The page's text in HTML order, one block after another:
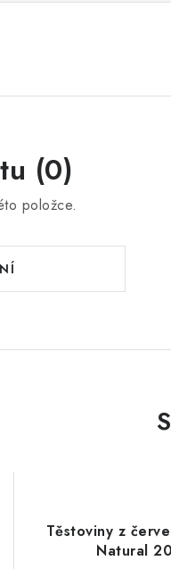
(0)
položce.
Těstoviny z
Natural